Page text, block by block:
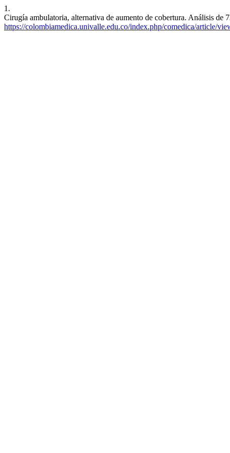
1.
Cirugía ambulatoria, alternativa de aumento de cobertura. Análisis
https://colombiamedica.univalle.edu.co/index.php/comedica/article/